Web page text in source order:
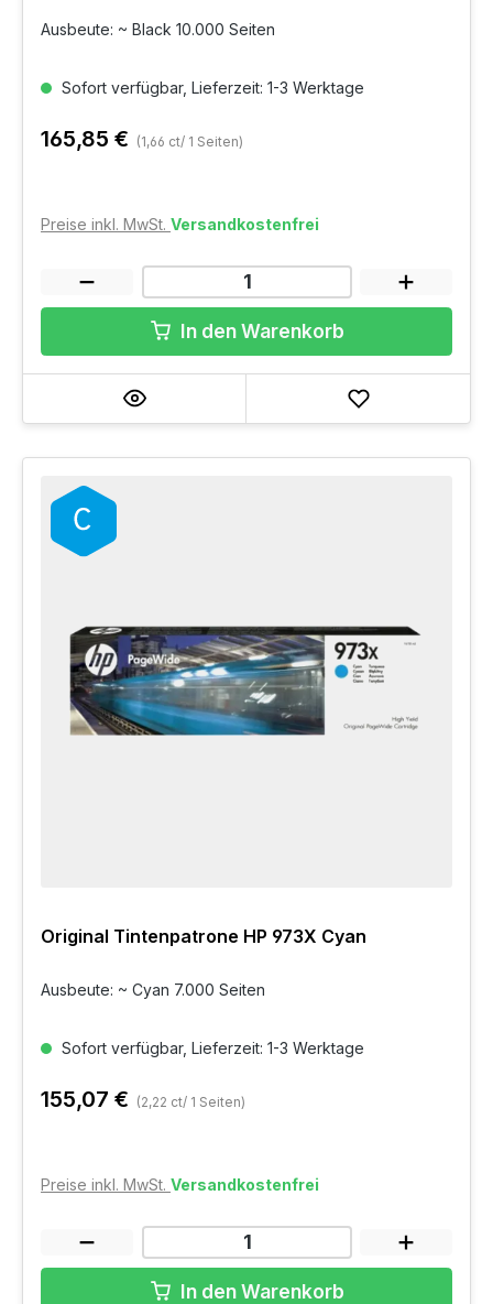
Ausbeute: ~ Black 10.000 Seiten
Sofort verfügbar, Lieferzeit: 1-3 Werktage
165,85 € (1,66 ct/ 1 Seiten)
Preise inkl. MwSt. Versandkostenfrei
In den Warenkorb
Original Tintenpatrone HP 973X Cyan
Ausbeute: ~ Cyan 7.000 Seiten
Sofort verfügbar, Lieferzeit: 1-3 Werktage
155,07 € (2,22 ct/ 1 Seiten)
Preise inkl. MwSt. Versandkostenfrei
In den Warenkorb